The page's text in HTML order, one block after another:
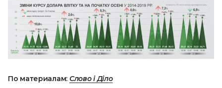
По материалам: Слово і Діло